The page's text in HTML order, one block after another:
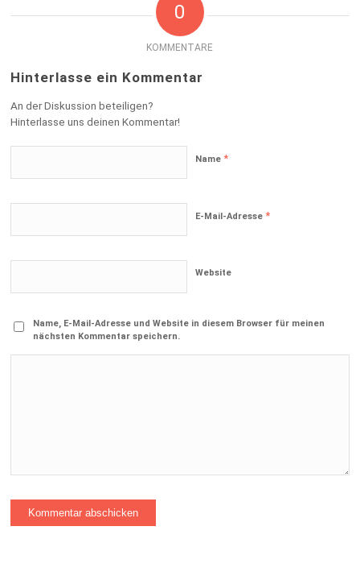
0
KOMMENTARE
Hinterlasse ein Kommentar
An der Diskussion beteiligen?
Hinterlasse uns deinen Kommentar!
Name*
E-Mail-Adresse*
Website
Name, E-Mail-Adresse und Website in diesem Browser für meinen
nächsten Kommentar speichern.